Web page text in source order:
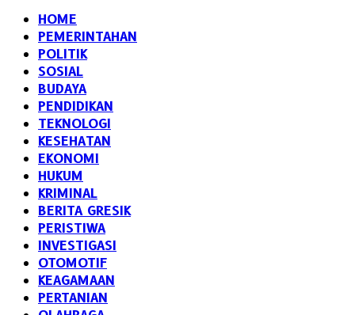
HOME
PEMERINTAHAN
POLITIK
SOSIAL
BUDAYA
PENDIDIKAN
TEKNOLOGI
KESEHATAN
EKONOMI
HUKUM
KRIMINAL
BERITA GRESIK
PERISTIWA
INVESTIGASI
OTOMOTIF
KEAGAMAAN
PERTANIAN